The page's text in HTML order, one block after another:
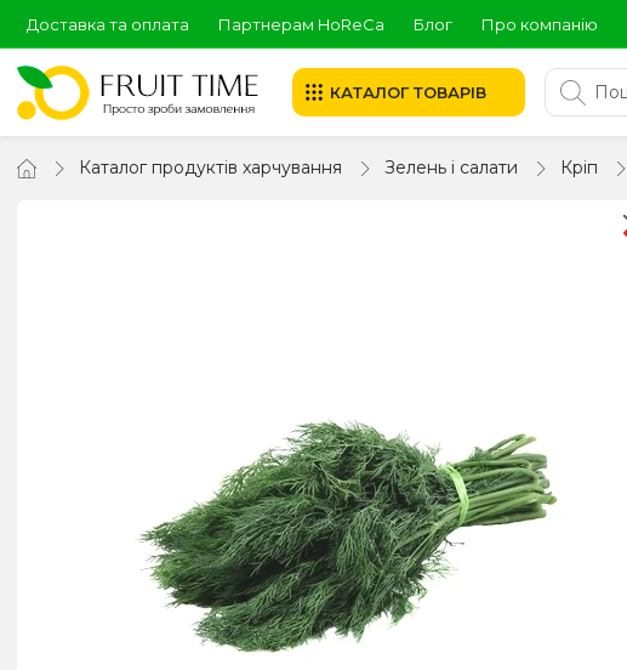
Доставка та оплата Партнерам HoReCa Блог Про компанію
КАТАЛОГ ТОВАРІВ
Каталог продуктів харчування Зелень і салати Кріп